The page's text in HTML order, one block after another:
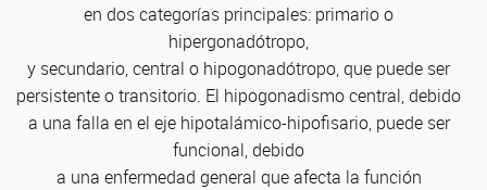
en dos categorías principales: primario o
hipergonadótropo,
y secundario, central o hipogonadótropo, que puede ser
persistente o transitorio. El hipogonadismo central, debido
a una falla en el eje hipotalámico-hipofisario, puede ser
funcional, debido
a una enfermedad general que afecta la función